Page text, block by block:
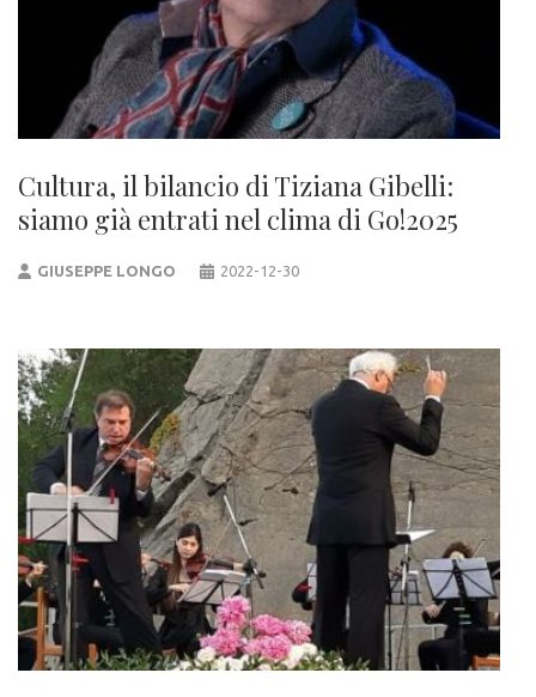
Cultura, il bilancio di Tiziana Gibelli:
siamo già entrati nel clima di Go!2025
GIUSEPPE LONGO 2022-12-30